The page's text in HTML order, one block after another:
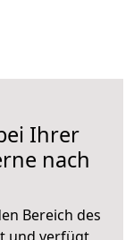
Ihrer
nach
Bereich des